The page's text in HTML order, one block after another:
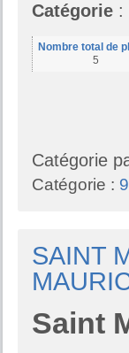
Catégorie :
Nombre total de
5
Catégorie
Catégorie :
SAINT
Saint